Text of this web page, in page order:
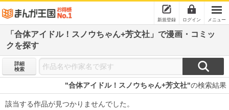
新規登録 ログイン メニュー
「合体アイドル！スノウちゃん+芳文社」で漫画・コミッ
クを探す
詳細
検索
"合体アイドル！スノウちゃん+芳文社"の検索結果
該当する作品が見つかりませんでした。